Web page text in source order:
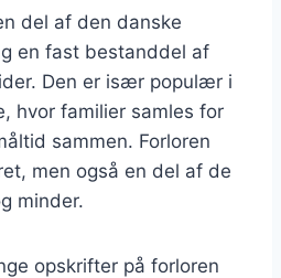
del af den danske
en fast bestanddel af
Den er især populær i
hvor familier samles for
sammen. Forloren
men også en del af de
minder.
opskrifter på forloren